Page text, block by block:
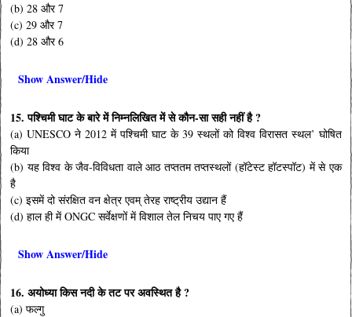
(b) 28 और 7
(c) 29 और 7
(d) 28 और 6
Show Answer/Hide
15. पश्चिमी घाट के बारे में निम्नलिखित में से कौन-सा सही नहीं है ?
(a) UNESCO ने 2012 में पश्चिमी घाट के 39 स्थलों को विश्व विरासत स्थल’ घोषित
किया
(b) यह विश्व के जैव-विविधता वाले आठ तप्ततम तप्तस्थलों (हॉटेस्ट हॉटस्पॉट) में से एक
है
(c) इसमें दो संरक्षित वन क्षेत्र एवम् तेरह राष्ट्रीय उद्यान हैं
(d) हाल ही में ONGC सर्वेक्षणों में विशाल तेल निचय पाए गए हैं
Show Answer/Hide
16. अयोध्या किस नदी के तट पर अवस्थित है ?
(a) फल्गु